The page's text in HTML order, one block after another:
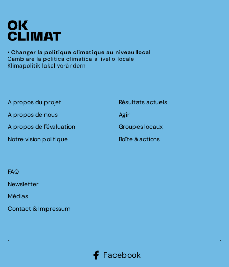
A propos du projet
A propos de nous
A propos de l'évaluation
Notre vision politique
Résultats actuels
Agir
Groupes locaux
Boîte à actions
FAQ
Newsletter
Médias
Contact & Impressum
Facebook